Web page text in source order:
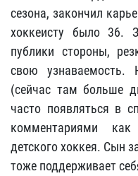
сезона, закончил
хоккеисту было 36.
публики стороны,
свою узнаваемость.
(сейчас там больше
часто появляться в
комментариями
детского хоккея. Сын
тоже поддерживает